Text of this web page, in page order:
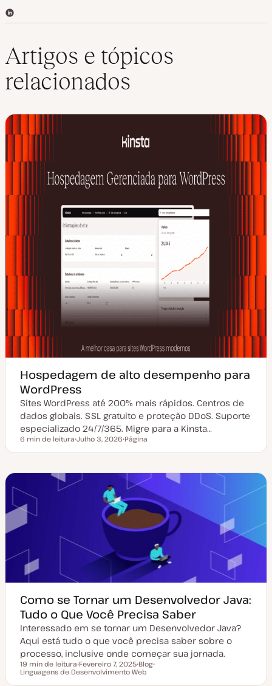
L
e
I
n
Artigos e tópicos
relacionados
Hospedagem de alto desempenho para
WordPress
Sites WordPress até 200% mais rápidos. Centros de
dados globais. SSL gratuito e proteção DDoS. Suporte
especializado 24/7/365. Migre para a Kinsta…
Tempo de leitura
6 min de leitura
a
a
d
e
z
Julho 3, 2026
i
o
d
r
t
g
o
Página
Como se Tornar um Desenvolvedor Java:
Tudo o Que Você Precisa Saber
Interessado em se tornar um Desenvolvedor Java?
Aqui está tudo o que você precisa saber sobre o
processo, inclusive onde começar sua jornada.
Tempo de leitura
19 min de leitura
D
Fevereiro 7, 2025
T
Blog
Linguagens de Desenvolvimento Web